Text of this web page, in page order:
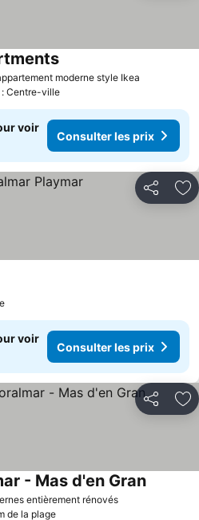
moderne style Ikea
Consulter les prix
: Centre-ville
voir
Consulter les prix
Partager
voir
Consulter les prix
Partager
entièrement rénovésConsulter
- Mas d'en Gran
de la plage